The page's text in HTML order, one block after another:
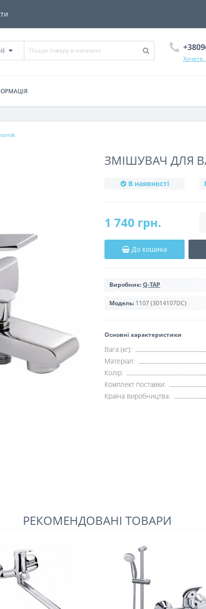
ЗМІШУВАЧ ДЛЯ
В наявності
1 740 грн.
До кошика
Виробник:Q-TAP
Модель: 1107 (3014107DC)
Основні характеристики
Вага (кг):
Матеріал:
Колір:
Комплект поставки:
Країна виробництва:
РЕКОМЕНДОВАНІ ТОВАРИ